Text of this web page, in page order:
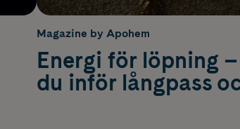
Magazine by Apohem
Energi för löpning
du inför långpass